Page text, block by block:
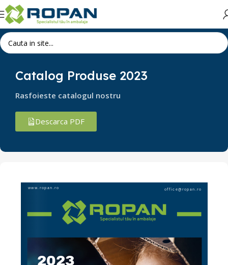
Catalog Produse 2023
Rasfoieste catalogul nostru
Descarca PDF